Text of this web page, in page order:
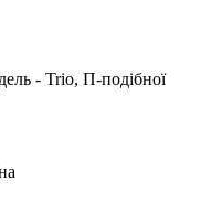
- Trio, П-подібної